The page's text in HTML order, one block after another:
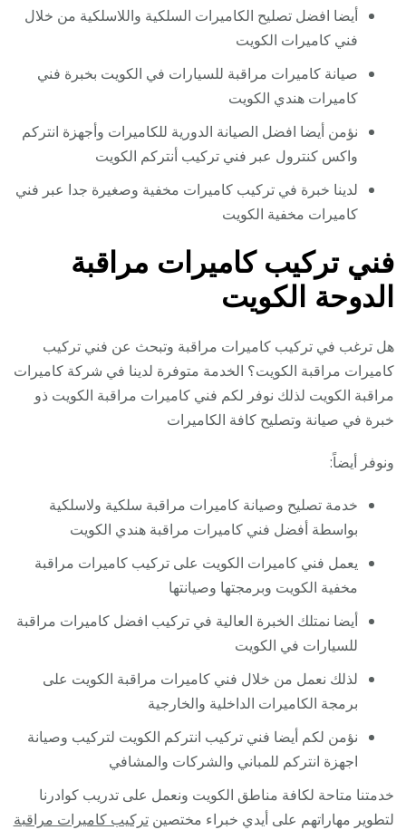
أيضا افضل تصليح الكاميرات السلكية واللاسلكية من خلال
فني كاميرات الكويت
صيانة كاميرات مراقبة للسيارات في الكويت بخبرة فني
كاميرات هندي الكويت
نؤمن أيضا افضل الصيانة الدورية للكاميرات وأجهزة انتركم
واكس كنترول عبر فني تركيب أنتركم الكويت
لدينا خبرة في تركيب كاميرات مخفية وصغيرة جدا عبر فني
كاميرات مخفية الكويت
فني تركيب كاميرات مراقبة
الدوحة الكويت
هل ترغب في تركيب كاميرات مراقبة وتبحث عن فني تركيب
كاميرات مراقبة الكويت؟ الخدمة متوفرة لدينا في شركة كاميرات
مراقبة الكويت لذلك نوفر لكم فني كاميرات مراقبة الكويت ذو
خبرة في صيانة وتصليح كافة الكاميرات
ونوفر أيضاً:
خدمة تصليح وصيانة كاميرات مراقبة سلكية ولاسلكية
بواسطة أفضل فني كاميرات مراقبة هندي الكويت
يعمل فني كاميرات الكويت على تركيب كاميرات مراقبة
مخفية الكويت وبرمجتها وصيانتها
أيضا نمتلك الخبرة العالية في تركيب افضل كاميرات مراقبة
للسيارات في الكويت
لذلك نعمل من خلال فني كاميرات مراقبة الكويت على
برمجة الكاميرات الداخلية والخارجية
نؤمن لكم أيضا فني تركيب انتركم الكويت لتركيب وصيانة
اجهزة انتركم للمباني والشركات والمشافي
خدمتنا متاحة لكافة مناطق الكويت ونعمل على تدريب كوادرنا
لتطوير مهاراتهم على أيدي خبراء مختصينتركيب كاميرات مراقبة